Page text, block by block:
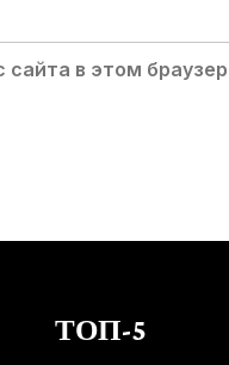
сайта в этом
ТОП-5